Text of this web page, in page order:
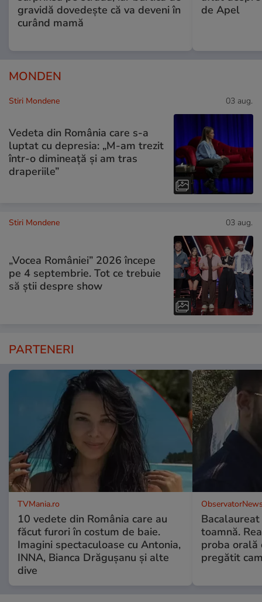
gravidă dovedește că va deveni în
curând mamă
de Apel
MONDEN
Stiri Mondene 03 aug.
Vedeta din România care s-a
luptat cu depresia: „M-am trezit
într-o dimineață și am tras
draperiile”
Stiri Mondene 03 aug.
„Vocea României” 2026 începe
pe 4 septembrie. Tot ce trebuie
să știi despre show
PARTENERI
TVMania.ro
10 vedete din România care au
făcut furori în costum de baie.
Imagini spectaculoase cu Antonia,
INNA, Bianca Drăgușanu și alte
dive
toamnă.
proba orală
pregătit